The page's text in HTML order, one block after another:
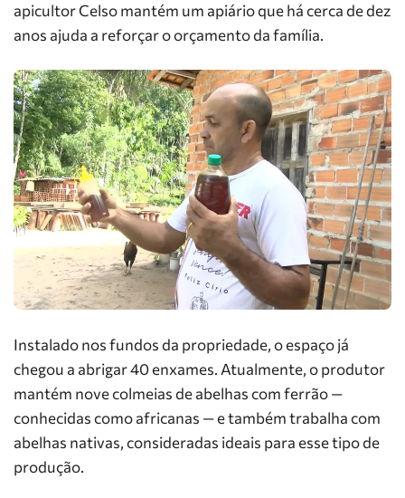
apicultor Celso mantém um apiário que há cerca de dez
anos ajuda a reforçar o orçamento da família.
Instalado nos fundos da propriedade, o espaço já
chegou a abrigar 40 enxames. Atualmente, o produtor
mantém nove colmeias de abelhas com ferrão —
conhecidas como africanas — e também trabalha com
abelhas nativas, consideradas ideais para esse tipo de
produção.